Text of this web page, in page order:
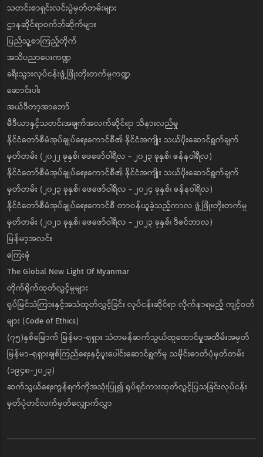
သတင်းစာရှင်းလင်းပွဲမှတ်တမ်းများ
ဌာနဆိုင်ရာဝက်ဘ်ဆိုက်များ
ပြည်သူ့စာကြည့်တိုက်
အသိပညာပေးကဏ္ဍ
ခရီးသွားလုပ်ငန်းဖွံ့ဖြိုးတိုးတက်မှုကဏ္ဍ
ဆောင်းပါး
အယ်ဒီတာ့အာဘော်
မီဒီယာနှင့်သတင်းအချက်အလက်ဆိုင်ရာ သိနားလည်မှု
နိုင်ငံတော်စီမံအုပ်ချုပ်ရေးကောင်စီ၏ နိုင်ငံအကျိုး သယ်ပိုးဆောင်ရွက်ချက်
မှတ်တမ်း (၂၀၂၂ ခုနှစ်၊ ဖေဖော်ဝါရီလ - ၂၀၂၃ ခုနှစ်၊ ဇန်နဝါရီလ)
နိုင်ငံတော်စီမံအုပ်ချုပ်ရေးကောင်စီ၏ နိုင်ငံအကျိုး သယ်ပိုးဆောင်ရွက်ချက်
မှတ်တမ်း (၂၀၂၃ ခုနှစ်၊ ဖေဖော်ဝါရီလ - ၂၀၂၄ ခုနှစ်၊ ဇန်နဝါရီလ)
နိုင်ငံတော်စီမံအုပ်ချုပ်ရေးကောင်စီ တာဝန်ယူခဲ့သည့်ကာလ ဖွံ့ဖြိုးတိုးတက်မှု
မှတ်တမ်း (၂၀၂၁ ခုနှစ်၊ ဖေဖော်ဝါရီလ - ၂၀၂၃ ခုနှစ်၊ ဒီဇင်ဘာလ)
မြန်မာ့အလင်း
ကြေးမုံ
The Global New Light Of Myanmar
တိုက်ရိုက်ထုတ်လွှင့်မှုများ
ရုပ်မြင်သံကြားနှင့်အသံထုတ်လွှင့်ခြင်း လုပ်ငန်းဆိုင်ရာ လိုက်နာရမည့် ကျင့်ဝတ်
များ (Code of Ethics)
(၇၅)နှစ်မြောက် မြန်မာ-ရုရှား သံတမန်ဆက်သွယ်ထူထောင်မှုအထိမ်းအမှတ်
မြန်မာ-ရုရှားချစ်ကြည်ရေးနှင့်ပူးပေါင်းဆောင်ရွက်မှု သမိုင်းဓာတ်ပုံမှတ်တမ်း
(၁၉၄၈-၂၀၂၃)
ဆက်သွယ်ရေးကွန်ရက်ကိုအသုံးပြု၍ ရုပ်ရှင်ကားထုတ်လွှင့်ပြသခြင်းလုပ်ငန်း
မှတ်ပုံတင်လက်မှတ်လျှောက်လွှာ